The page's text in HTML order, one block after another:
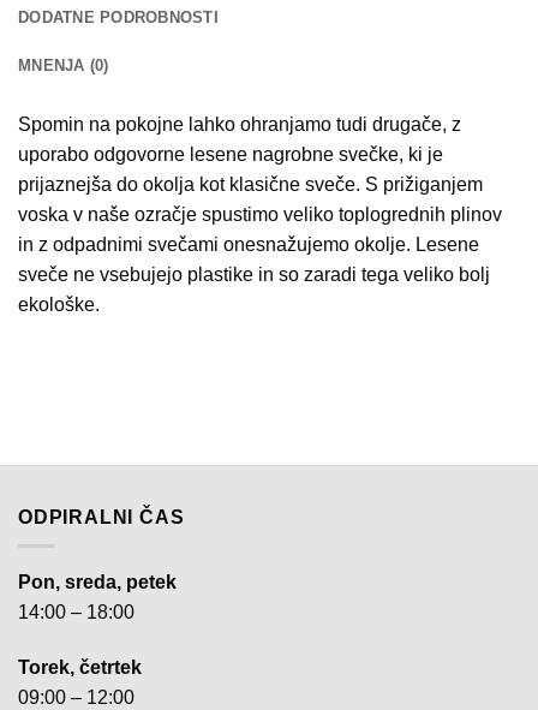
DODATNE PODROBNOSTI
MNENJA (0)
Spomin na pokojne lahko ohranjamo tudi drugače, z
uporabo odgovorne lesene nagrobne svečke, ki je
prijaznejša do okolja kot klasične sveče. S prižiganjem
voska v naše ozračje spustimo veliko toplogrednih plinov
in z odpadnimi svečami onesnažujemo okolje. Lesene
sveče ne vsebujejo plastike in so zaradi tega veliko bolj
ekološke.
ODPIRALNI ČAS
Pon, sreda, petek
14:00 – 18:00
Torek, četrtek
09:00 – 12:00